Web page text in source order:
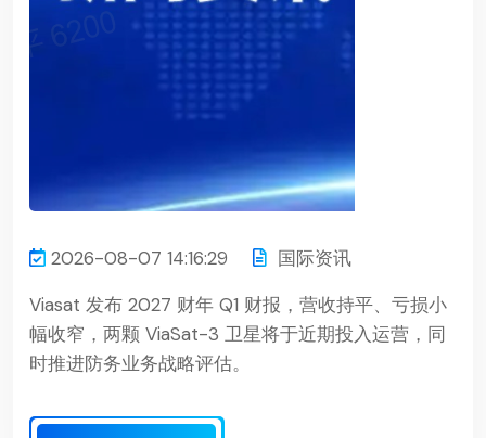
2026-08-07 14:16:29
国际资讯
Viasat 发布 2027 财年 Q1 财报，营收持平、亏损小
幅收窄，两颗 ViaSat-3 卫星将于近期投入运营，同
时推进防务业务战略评估。